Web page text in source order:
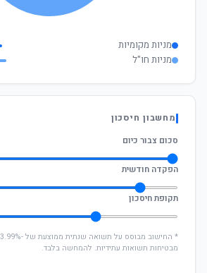
מניות מקומיות
מניות חו"ל
מחשבון חיסכון
סכום צבור כיום
הפקדה חודשית
תקופת חיסכון
מבטיחות תשואות עתידיות. להמחשה בלבד.